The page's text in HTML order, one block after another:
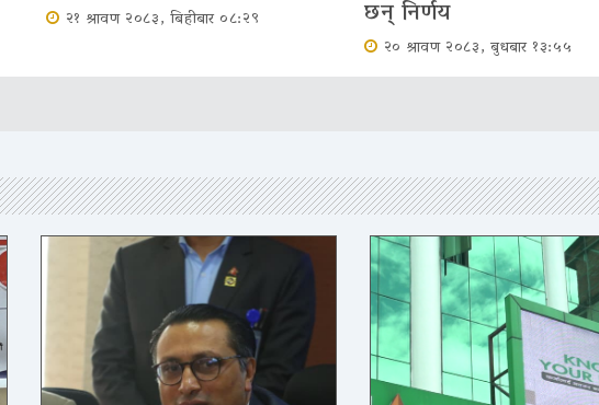
२१ श्रावण २०८३, बिहीबार ०८:२९ छन् निर्णय
२० श्रावण २०८३, बुधबार १३:५५